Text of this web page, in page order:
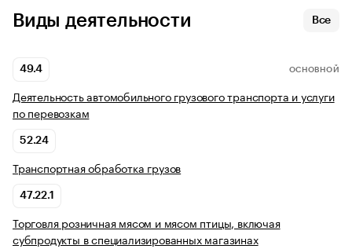
Виды деятельности Все
49.4 ОСНОВНОЙ
Деятельность автомобильного грузового транспорта и услуги
по перевозкам
52.24
Транспортная обработка грузов
47.22.1
Торговля розничная мясом и мясом птицы, включая
субпродукты в специализированных магазинах